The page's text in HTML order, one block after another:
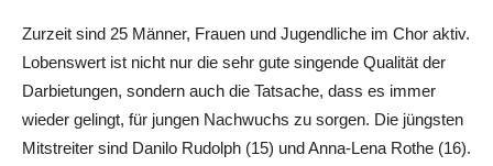
Zurzeit sind 25 Männer, Frauen und Jugendliche im Chor aktiv.
Lobenswert ist nicht nur die sehr gute singende Qualität der
Darbietungen, sondern auch die Tatsache, dass es immer
wieder gelingt, für jungen Nachwuchs zu sorgen. Die jüngsten
Mitstreiter sind Danilo Rudolph (15) und Anna-Lena Rothe (16).